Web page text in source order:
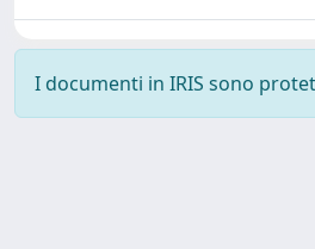
I documenti in IRIS sono